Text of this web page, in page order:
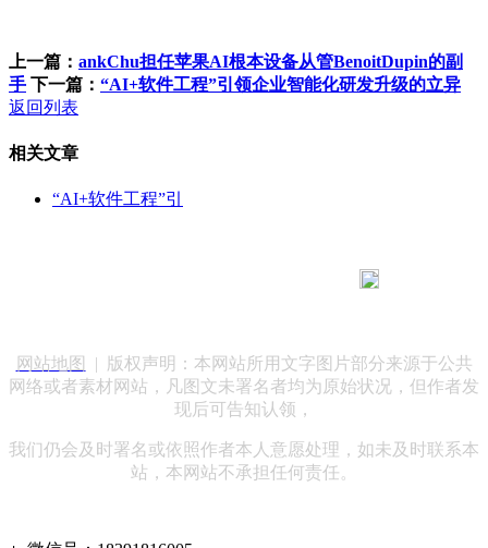
上一篇： ankChu担任苹果AI根本设备从管BenoitDupin的副
手 下一篇： “AI+软件工程”引领企业智能化研发升级的立异
返回列表
相关文章
“AI+软件工程”引
网站地图
| 版权声明：本网站所用文字图片部分来源于公共
网络或者素材网站，凡图文未署名者均为原始状况，但作者发
现后可告知认领，
我们仍会及时署名或依照作者本人意愿处理，如未及时联系本
站，本网站不承担任何责任。